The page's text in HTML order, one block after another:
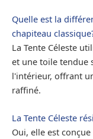
Quelle est la
chapiteau
La Tente Céleste
et une toile tendue
l'intérieur, offrant
raffiné.
La Tente Céleste
Oui, elle est